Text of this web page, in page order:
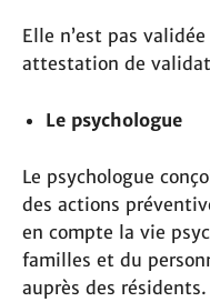
Elle n’est pas
attestation de
Le psychologue
Le psychologue
des actions
en compte la vie
familles et du
auprès des